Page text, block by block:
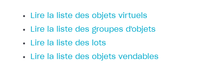
Lire la liste des objets virtuels
Lire la liste des groupes d'objets
Lire la liste des lots
Lire la liste des objets vendables